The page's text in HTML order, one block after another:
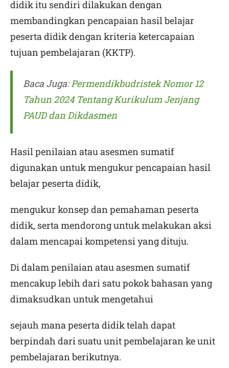
didik itu sendiri dilakukan dengan
membandingkan pencapaian hasil belajar
peserta didik dengan kriteria ketercapaian
tujuan pembelajaran (KKTP).
Baca Juga:Permendikbudristek Nomor 12
Tahun 2024 Tentang Kurikulum Jenjang
PAUD dan Dikdasmen
Hasil penilaian atau asesmen sumatif
digunakan untuk mengukur pencapaian hasil
belajar peserta didik,
mengukur konsep dan pemahaman peserta
didik, serta mendorong untuk melakukan aksi
dalam mencapai kompetensi yang dituju.
Di dalam penilaian atau asesmen sumatif
mencakup lebih dari satu pokok bahasan yang
dimaksudkan untuk mengetahui
sejauh mana peserta didik telah dapat
berpindah dari suatu unit pembelajaran ke unit
pembelajaran berikutnya.